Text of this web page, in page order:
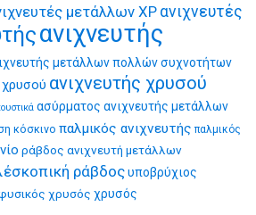
μετάλλων XP ανιχνευτές
ανιχνευτής
μετάλλων πολλών συχνοτήτων
ανιχνευτής χρυσού
ασύρματος ανιχνευτής μετάλλων
κόσκινο παλμικός ανιχνευτής παλμικός
ράβδος ανιχνευτή μετάλλων
ράβδοςυποβρύχιος
χρυσός χρυσός